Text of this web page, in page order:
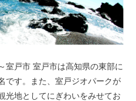
県の東部に
です。また、室戸ジオパークが
光地としてにぎわいをみせてお